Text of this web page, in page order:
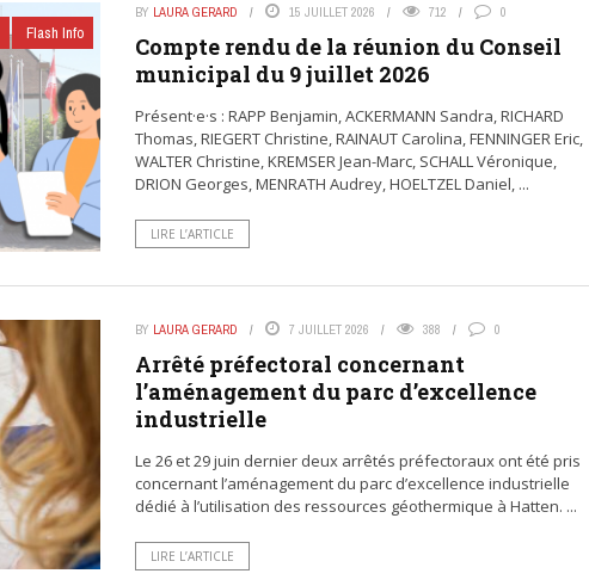
Flash Info
BY LAURA GERARD 15 JUILLET 2026 712 0
Compte rendu de la réunion du Conseil
municipal du 9 juillet 2026
Présent·e·s : RAPP Benjamin, ACKERMANN Sandra, RICHARD
Thomas, RIEGERT Christine, RAINAUT Carolina, FENNINGER Eric,
WALTER Christine, KREMSER Jean-Marc, SCHALL Véronique,
DRION Georges, MENRATH Audrey, HOELTZEL Daniel, ...
LIRE L’ARTICLE
BY LAURA GERARD 7 JUILLET 2026 388 0
Arrêté préfectoral concernant
l’aménagement du parc d’excellence
industrielle
Le 26 et 29 juin dernier deux arrêtés préfectoraux ont été pris
concernant l’aménagement du parc d’excellence industrielle
dédié à l’utilisation des ressources géothermique à Hatten. ...
LIRE L’ARTICLE